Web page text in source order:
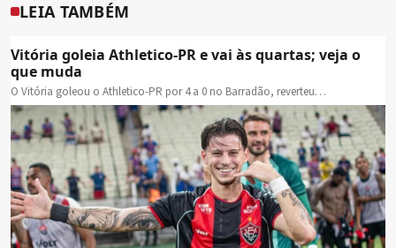
LEIA TAMBÉM
Vitória goleia Athletico-PR e vai às quartas; veja o
que muda
O Vitória goleou o Athletico-PR por 4 a 0 no Barradão, reverteu…